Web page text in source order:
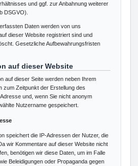
und ggf. zur Anbahnung weiterer
DSGVO).
Daten werden von uns
dieser Website registriert sind und
Gesetzliche Aufbewahrungsfristen
auf dieser Website
auf dieser Seite werden neben Ihrem
zum Zeitpunkt der Erstellung des
und, wenn Sie nicht anonym
Nutzername gespeichert.
speichert die IP-Adressen der Nutzer, die
wir Kommentare auf dieser Website nicht
benötigen wir diese Daten, um im Falle
Beleidigungen oder Propaganda gegen